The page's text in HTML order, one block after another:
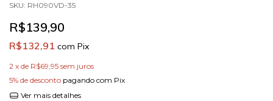
SKU: RH090VD-35
R$139,90
R$132,91 com Pix
2 x de R$69,95 sem juros
5% de desconto pagando com Pix
Ver mais detalhes